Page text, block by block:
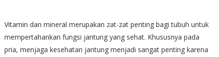
Vitamin dan mineral merupakan zat-zat penting bagi tubuh untuk
mempertahankan fungsi jantung yang sehat. Khususnya pada
pria, menjaga kesehatan jantung menjadi sangat penting karena